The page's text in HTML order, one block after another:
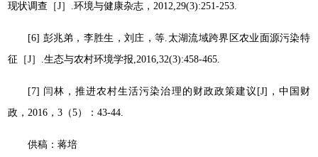
现状调查［J］.环境与健康杂志，2012,29(3):251-253.
[6] 彭兆弟，李胜生，刘庄，等.太湖流域跨界区农业面源污染特
征［J］.生态与农村环境学报,2016,32(3):458-465.
[7] 闫林，推进农村生活污染治理的财政政策建议[J]，中国财
政，2016，3（5）：43-44.
供稿：蒋培